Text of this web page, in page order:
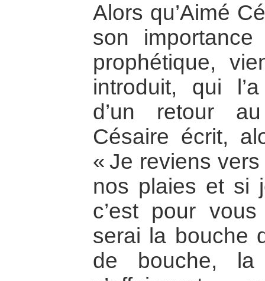
Alors qu’Aimé
son importance
prophétique,
introduit, qui
d’un retour
Césaire écrit,
« Je reviens
nos plaies et si
c’est pour
serai la bouche
de bouche,